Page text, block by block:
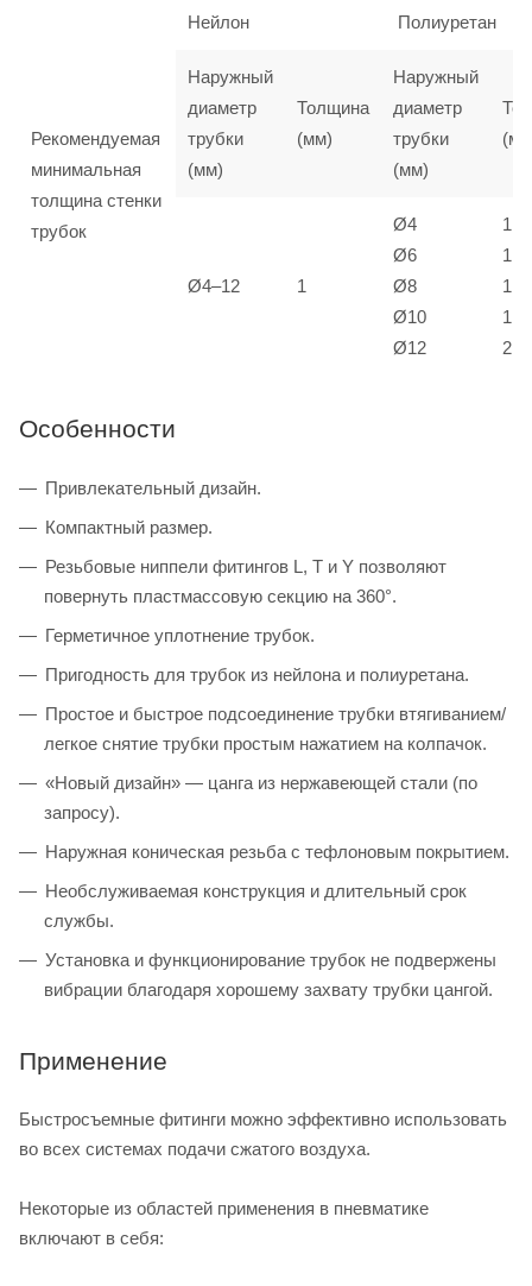
Рекомендуемая
минимальная
толщина стенки
трубок
Нейлон Полиуретан
Наружный
диаметр
трубки
(мм)
Толщина
(мм)
Наружный
диаметр
трубки
(мм)
Ø4–12 1
Ø4
Ø6
Ø8
Ø10
Ø12
1
1
1,5
1,5
2
Особенности
Привлекательный дизайн.
Компактный размер.
Резьбовые ниппели фитингов L, T и Y позволяют
повернуть пластмассовую секцию на 360°.
Герметичное уплотнение трубок.
Пригодность для трубок из нейлона и полиуретана.
Простое и быстрое подсоединение трубки втягиванием/
легкое снятие трубки простым нажатием на колпачок.
«Новый дизайн» — цанга из нержавеющей стали (по
запросу).
Наружная коническая резьба с тефлоновым покрытием.
Необслуживаемая конструкция и длительный срок
службы.
Установка и функционирование трубок не подвержены
вибрации благодаря хорошему захвату трубки цангой.
Применение
Быстросъемные фитинги можно эффективно использовать
во всех системах подачи сжатого воздуха.
Некоторые из областей применения в пневматике
включают в себя: